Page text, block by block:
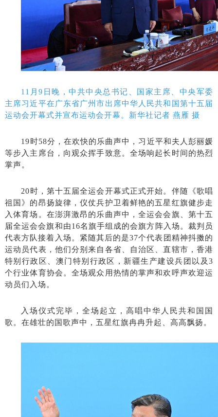
11月9日晚，中共中央总书记、国家主席、中央军委
主席习近平在广东省广州市出席中华人民共和国第十五届
运动会开幕式并宣布运动会开幕。新华社记者 燕雁 摄
19时58分，在欢快的乐曲声中，习近平和夫人彭丽媛
等步入主席台，向观众挥手致意。全场响起长时间的热烈
掌声。
20时，第十五届全运会开幕式正式开始。伴随《歌唱
祖国》的昂扬旋律，仪仗兵护卫着鲜艳的五星红旗健步走
入体育场。在澎湃激昂的乐曲声中，全运会会旗、第十五
届全运会会旗和由16名旗手组成的会旗方阵入场。裁判员
代表方队接着入场。紧随其后的是37个代表团精神抖擞的
运动员代表，他们分别来自各省、自治区、直辖市，香港
特别行政区、澳门特别行政区，新疆生产建设兵团以及3
个行业体育协会。全场观众用热情的掌声和欢呼声欢迎运
动员们入场。
入场仪式完毕，全场起立，高唱中华人民共和国国
歌。在雄壮的国歌声中，五星红旗冉冉升起、高高飘扬。